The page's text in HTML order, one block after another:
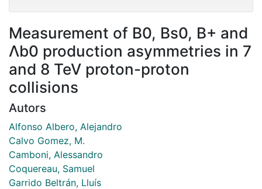
Measurement of B0, Bs0, B+ and
Λb0 production asymmetries in 7
and 8 TeV proton-proton
collisions
Autors
Alfonso Albero, Alejandro
Calvo Gomez, M.
Camboni, Alessandro
Coquereau, Samuel
Garrido Beltrán, Lluís